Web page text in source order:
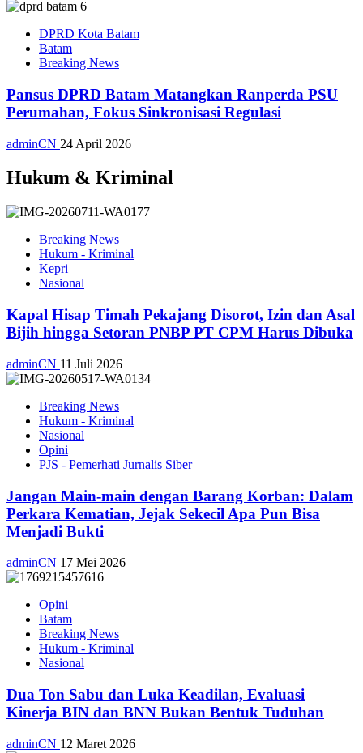
DPRD Kota Batam
Batam
Breaking News
Pansus DPRD Batam Matangkan Ranperda PSU
Perumahan, Fokus Sinkronisasi Regulasi
adminCN 24 April 2026
Hukum & Kriminal
Breaking News
Hukum - Kriminal
Kepri
Nasional
Kapal Hisap Timah Pekajang Disorot, Izin dan Asal
Bijih hingga Setoran PNBP PT CPM Harus Dibuka
adminCN 11 Juli 2026
Breaking News
Hukum - Kriminal
Nasional
Opini
PJS - Pemerhati Jurnalis Siber
Jangan Main-main dengan Barang Korban: Dalam
Perkara Kematian, Jejak Sekecil Apa Pun Bisa
Menjadi Bukti
adminCN 17 Mei 2026
Opini
Batam
Breaking News
Hukum - Kriminal
Nasional
Dua Ton Sabu dan Luka Keadilan, Evaluasi
Kinerja BIN dan BNN Bukan Bentuk Tuduhan
adminCN 12 Maret 2026